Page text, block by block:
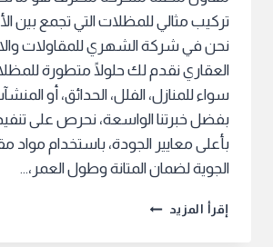
تركيب مثالي للمظلات التي تجمع بين
نحن في شركة الشهري للمقاولات
العقاري نقدم لك حلولًا متطورة
سواء للمنازل، الفلل، الحدائق، أو
بفضل خبرتنا الواسعة، نحرص على
بأعلى معايير الجودة، باستخدام مواد
الجوية لضمان المتانة وطول العمر،…
إقرأ المزيد أفضل